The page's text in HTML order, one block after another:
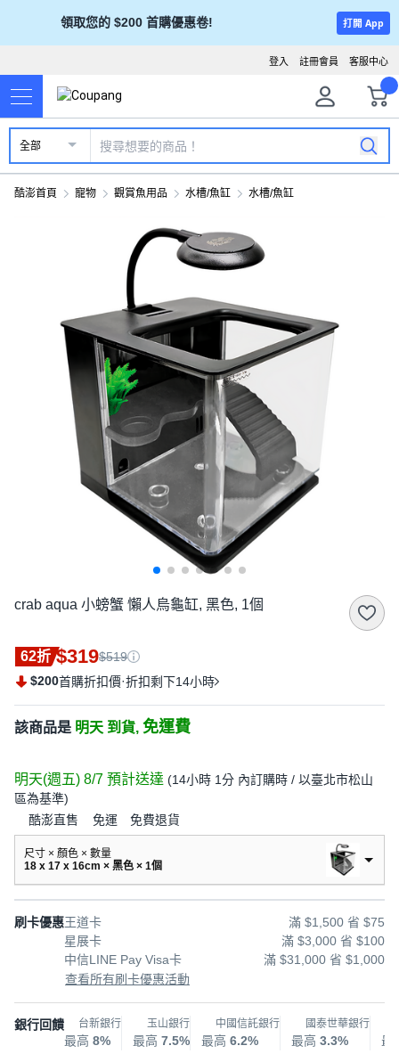
領取您的 $200 首購優惠卷! 打開 App
客服中心
註冊會員
登入
全部
酷澎首頁 寵物 觀賞魚用品 水槽/魚缸 水槽/魚缸
crab aqua 小螃蟹 懶人烏龜缸, 黑色, 1個
62折 $319$519
$200首購折扣價·折扣剩下14小時
該商品是 明天 到貨, 免運費
明天(週五) 8/7 預計送達 (14小時 1分 內訂購時 / 以臺北市松山
區為基準)
酷澎直售 免運 免費退貨
尺寸 × 顏色 × 數量
18 x 17 x 16cm × 黑色 × 1個
刷卡優惠王道卡
滿 $1,500 省 $75
星展卡
滿 $3,000 省 $100
中信LINE Pay Visa卡
滿 $31,000 省 $1,000
查看所有刷卡優惠活動
銀行回饋 台新銀行
最高 8%
玉山銀行
最高 7.5%
中國信託銀行
最高 6.2%
國泰世華銀行
最高 3.3% 最